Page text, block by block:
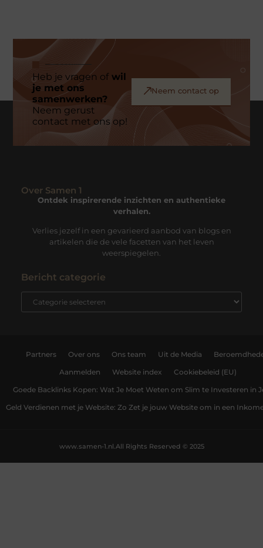
Heb je vragen ofwil
je met ons
samenwerken?
Neem gerust
contact met ons op!
Neem contact op
Over Samen 1
Ontdek inspirerende inzichten en authentieke
verhalen.
Verlies jezelf in een gevarieerd aanbod van blogs en
artikelen die de vele facetten van het leven
weerspiegelen.
Bericht categorie
Partners Over ons Ons team Uit de Media
Aanmelden Website index Cookiebeleid (EU)
Goede Backlinks Kopen: Wat Je Moet Weten om Slim te Investeren in
Geld Verdienen met je Website: Zo Zet je jouw Website om in een
All Rights Reserved © 2025
www.samen-1.nl.